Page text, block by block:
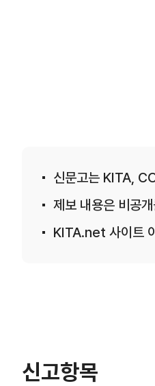
신문고는 KITA,
제보 내용은 비공
KITA.net 사이트
신고항목